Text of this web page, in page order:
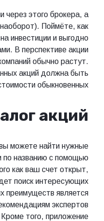
через этого брокера, а
Поймёте, как
инвестиции и выгодно
В перспективе акции
обычно растут.
акций должна быть
обыкновенных.
акций
можете найти нужные
по названию с помощью
как ваш счет открыт,
поиск интересующих
преимуществ является
экспертов
того, приложение